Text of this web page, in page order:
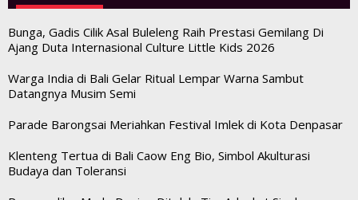
Bunga, Gadis Cilik Asal Buleleng Raih Prestasi Gemilang Di
Ajang Duta Internasional Culture Little Kids 2026
Warga India di Bali Gelar Ritual Lempar Warna Sambut
Datangnya Musim Semi
Parade Barongsai Meriahkan Festival Imlek di Kota Denpasar
Klenteng Tertua di Bali Caow Eng Bio, Simbol Akulturasi
Budaya dan Toleransi